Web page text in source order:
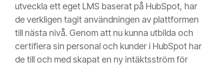
utveckla ett eget LMS baserat på HubSpot, har
de verkligen tagit användningen av plattformen
till nästa nivå. Genom att nu kunna utbilda och
certifiera sin personal och kunder i HubSpot har
de till och med skapat en ny intäktsström för